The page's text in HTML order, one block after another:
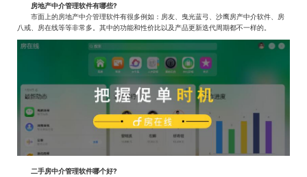
房地产中介管理软件有哪些?
市面上的房地产中介管理软件有很多例如：房友、曳光蓝弓、沙鹰房产中介软件、房
八戒、房在线等等非常多。其中的功能和性价比以及产品更新迭代周期都不一样的。
二手房中介管理软件哪个好?